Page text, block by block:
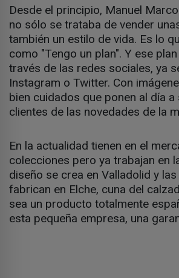
Desde el principio, Manuel
no sólo se trataba de vender
también un estilo de vida. Es lo
como "Tengo un plan". Y ese
través de las redes sociales, ya
Instagram o Twitter. Con
bien cuidados que ponen al día
clientes de las novedades de la
En la actualidad tienen en el
colecciones pero ya trabajan en
diseño se crea en Valladolid y
fabrican en Elche, cuna del
sea un producto totalmente
esta pequeña empresa, una